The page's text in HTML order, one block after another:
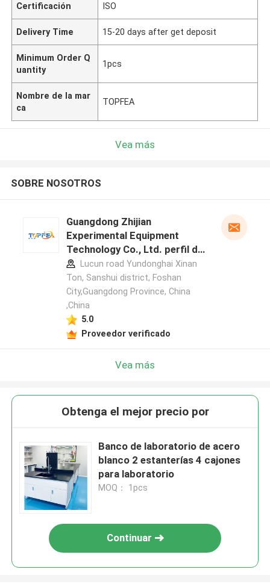
Certificación ISO
Delivery Time 15-20 days after get deposit
Minimum Order Q
uantity
1pcs
Nombre de la mar
ca
TOPFEA
Vea más
SOBRE NOSOTROS
Guangdong Zhijian
Experimental Equipment
Technology Co., Ltd. perfil del
fabricante
Lucun road Yundonghai Xinan
Ton, Sanshui district, Foshan
City,Guangdong Province, China
,China
5.0
Proveedor verificado
Vea más
Obtenga el mejor precio por
Banco de laboratorio de acero
blanco 2 estanterías 4 cajones
para laboratorio
MOQ： 1pcs
Continuar